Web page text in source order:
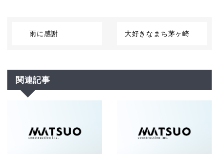
雨に感謝 大好きなまち茅ヶ崎
関連記事